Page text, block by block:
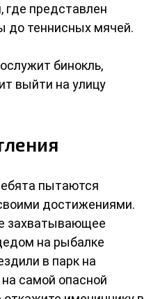
где представлен
до теннисных мячей.
бинокль,
выйти на улицу
пытаются
достижениями.
захватывающее
на рыбалке
в парк на
самой опасной